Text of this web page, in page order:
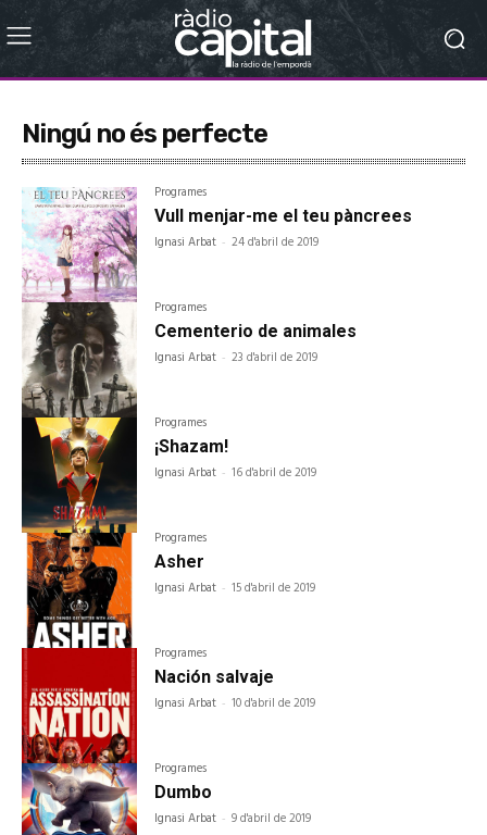
Ningú no és perfecte
Programes
Vull menjar-me el teu pàncrees
Ignasi Arbat - 24 d'abril de 2019
Programes
Cementerio de animales
Ignasi Arbat - 23 d'abril de 2019
Programes
¡Shazam!
Ignasi Arbat - 16 d'abril de 2019
Programes
Asher
Ignasi Arbat - 15 d'abril de 2019
Programes
Nación salvaje
Ignasi Arbat - 10 d'abril de 2019
Programes
Dumbo
Ignasi Arbat - 9 d'abril de 2019